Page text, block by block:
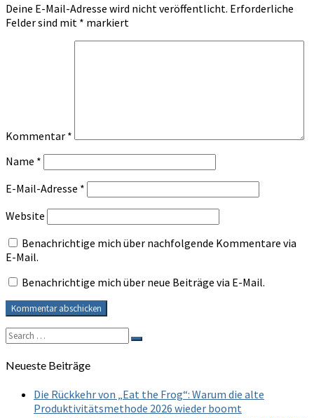
Deine E-Mail-Adresse wird nicht veröffentlicht. Erforderliche
Felder sind mit * markiert
Kommentar *
Name *
E-Mail-Adresse *
Website
Benachrichtige mich über nachfolgende Kommentare via
E-Mail.
Benachrichtige mich über neue Beiträge via E-Mail.
Search
for:
Search
Neueste Beiträge
Die Rückkehr von „Eat the Frog“: Warum die alte
Produktivitätsmethode 2026 wieder boomt